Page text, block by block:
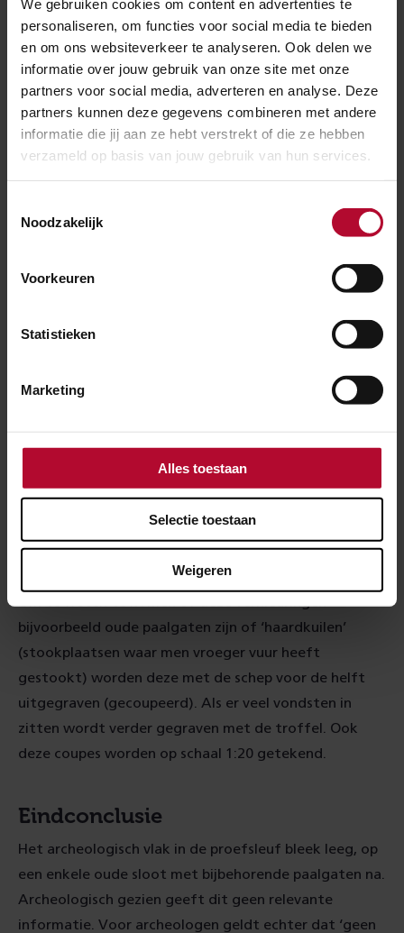
We gebruiken cookies om content en advertenties te
personaliseren, om functies voor social media te bieden
en om ons websiteverkeer te analyseren. Ook delen we
informatie over jouw gebruik van onze site met onze
partners voor social media, adverteren en analyse. Deze
partners kunnen deze gegevens combineren met andere
informatie die jij aan ze hebt verstrekt of die ze hebben
verzameld op basis van jouw gebruik van hun services.
Noodzakelijk
Voorkeuren
Statistieken
Marketing
Alles toestaan
Selectie toestaan
Weigeren
het verleden te verzamelen.
Begin maart is begonnen met het graven van een
proefsleuf. In het ontwerp van het onderzoek was
bepaald dat uiteindelijk één lange proefsleuf zou
worden gegraven van 4 meter breed en maar liefst
600 meter lang. Het graven van de proefsleuf gebeurt
met een grote graafmachine onder begeleiding van
een ervaren archeoloog. Dit gebeurt laagsgewijs; de
machinist van de graafmachine moet dus heel
Er wordt gegraven tot op het niveau waarop voor het
eerst sporen zichtbaar zijn of vuursteenvondsten en
prehistorisch aardewerk wordt aangetroffen. Bij het
vondsten. Ook wordt een metaaldetector gebruikt
Wanneer de donkere bovengrond is verwijderd wordt
het gele zand daaronder zichtbaar. Dit is ook het
niveau waarop sporen uit het verleden zichtbaar
worden in de vorm van verkleuringen. Dit vlak wordt
gefotografeerd en getekend op een schaal van 1:20.
bijvoorbeeld oude paalgaten zijn of ‘haardkuilen’
(stookplaatsen waar men vroeger vuur heeft
gestookt) worden deze met de schep voor de helft
uitgegraven (gecoupeerd). Als er veel vondsten in
zitten wordt verder gegraven met de troffel. Ook
deze coupes worden op schaal 1:20 getekend.
Eindconclusie
Het archeologisch vlak in de proefsleuf bleek leeg, op
een enkele oude sloot met bijbehorende paalgaten na.
Archeologisch gezien geeft dit geen relevante
informatie. Voor archeologen geldt echter dat ‘geen